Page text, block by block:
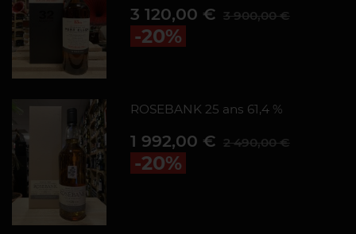
Prix
3 120,00 €
Prix de base3 900,00 €
-20%
ROSEBANK 25 ans 61,4 %
Prix
1 992,00 €
Prix de base2 490,00 €
-20%